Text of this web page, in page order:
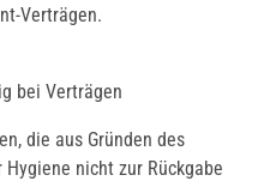
Verträgen.
bei Verträgen
die aus Gründen des
nicht zur Rückgabe